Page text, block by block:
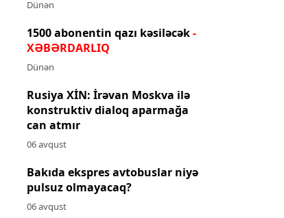
Dünən
1500 abonentin qazı kəsiləcək-
XƏBƏRDARLIQ
Dünən
Rusiya XİN: İrəvan Moskva ilə
konstruktiv dialoq aparmağa
can atmır
06 avqust
Bakıda ekspres avtobuslar niyə
pulsuz olmayacaq?
06 avqust